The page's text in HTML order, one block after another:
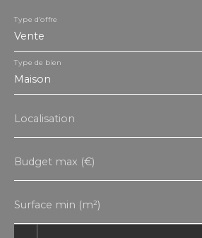
Vente
Type d'offre
Maison
Type de bien
Localisation
Budget max (€)
Surface min (m²)